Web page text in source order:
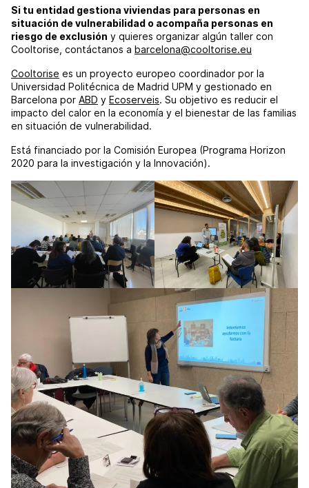
Si tu entidad gestiona viviendas para personas en
situación de vulnerabilidad o acompaña personas en
riesgo de exclusión y quieres organizar algún taller con
Cooltorise, contáctanos a barcelona@cooltorise.eu
Cooltorise es un proyecto europeo coordinador por la
Universidad Politécnica de Madrid UPM y gestionado en
Barcelona por ABD y Ecoserveis. Su objetivo es reducir el
impacto del calor en la economía y el bienestar de las familias
en situación de vulnerabilidad.
Está financiado por la Comisión Europea (Programa Horizon
2020 para la investigación y la Innovación).